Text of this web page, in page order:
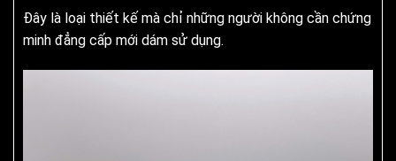
Đây là loại thiết kế mà chỉ những người không cần chứng
minh đẳng cấp mới dám sử dụng.